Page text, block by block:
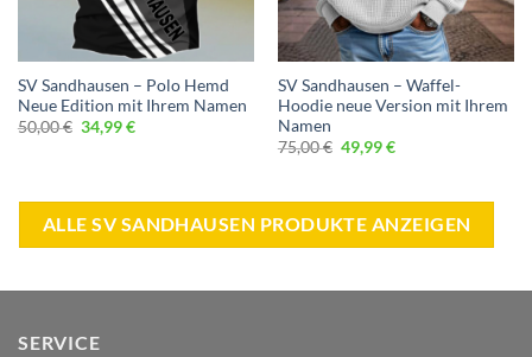
SV Sandhausen – Polo Hemd
Neue Edition mit Ihrem Namen
50,00€ Ursprünglicher
Preis
34,99€Aktueller
SV Sandhausen – Waffel-
Hoodie neue Version mit Ihrem
Namen
75,00€ Ursprünglicher
Preis
49,99€Aktueller
ALLE SV SANDHAUSEN PRODUKTE ANZEIGEN
SERVICE